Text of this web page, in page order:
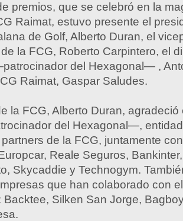
premios, que se celebró en la
Raimat, estuvo presente el
de Golf, Alberto Duran, el
la FCG, Roberto Carpintero, el
del Hexagonal— ,
Raimat, Gaspar Saludes.
la FCG, Alberto Duran, agradeció
del Hexagonal—,
de la FCG, juntamente
Reale Seguros,
Skycaddie y Technogym.
que han colaborado con
Backtee, Silken San Jorge,